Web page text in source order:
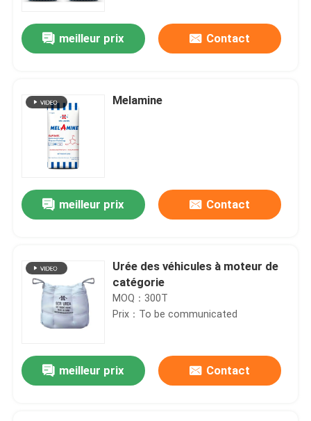
meilleur prix Contact
Melamine
meilleur prix Contact
Urée des véhicules à moteur de
catégorie
MOQ：300T
Prix：To be communicated
meilleur prix Contact